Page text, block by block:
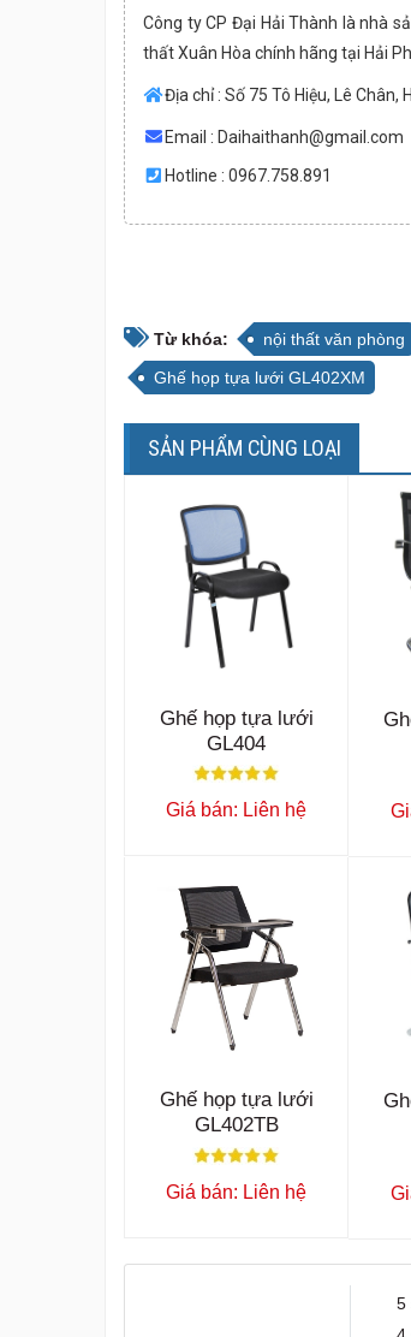
Công ty CP Đại Hải Thành là nhà
thất Xuân Hòa chính hãng tại Hải
Địa chỉ : Số 75 Tô Hiệu, Lê Chân,
Email : Daihaithanh@gmail.com
Hotline : 0967.758.891
Từ khóa: nội thất văn phòng
Ghế họp tựa lưới GL402XM
SẢN PHẨM CÙNG LOẠI
Ghế họp tựa lưới
GL404
Giá bán: Liên hệ
Ghế họp tựa lưới
GL402TB
Giá bán: Liên hệ
5